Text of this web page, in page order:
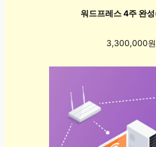
워드프레스 4주 완성
3,300,000원